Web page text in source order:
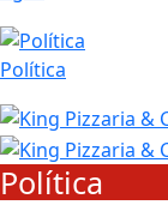
Política
Política